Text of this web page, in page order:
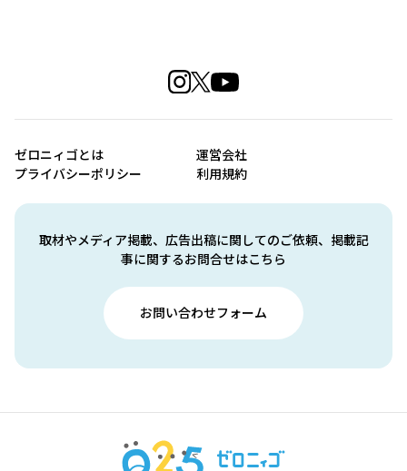
取材やメディア掲載、広告出稿に関してのご依頼、掲載記
事に関するお問合せはこちら
お問い合わせフォーム
ゼロニィゴとは
運営会社
プライバシーポリシー
利用規約